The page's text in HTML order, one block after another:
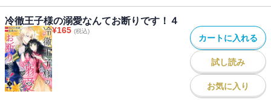
冷徹王子様の溺愛なんてお断りです！４
¥165 (税込)
カートに入れる
試し読み
お気に入り